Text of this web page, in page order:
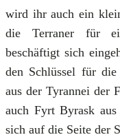
wird ihr auch ein
die Terraner für
beschäftigt sich
den Schlüssel für
aus der Tyrannei der
auch Fyrt Byrask
sich auf die Seite der